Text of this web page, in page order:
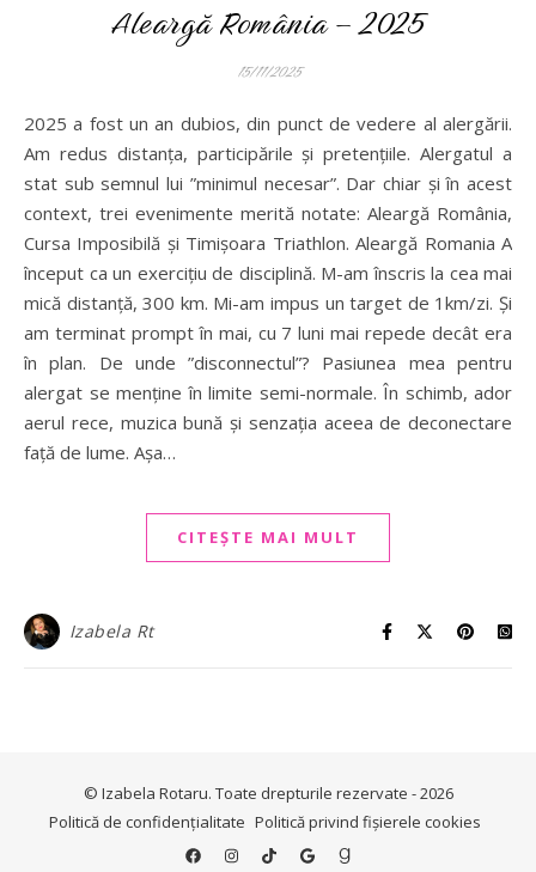
Aleargă România – 2025
15/11/2025
2025 a fost un an dubios, din punct de vedere al alergării.
Am redus distanța, participările și pretențiile. Alergatul a
stat sub semnul lui ”minimul necesar”. Dar chiar și în acest
context, trei evenimente merită notate: Aleargă România,
Cursa Imposibilă și Timișoara Triathlon. Aleargă Romania A
început ca un exercițiu de disciplină. M-am înscris la cea mai
mică distanță, 300 km. Mi-am impus un target de 1km/zi. Și
am terminat prompt în mai, cu 7 luni mai repede decât era
în plan. De unde ”disconnectul”? Pasiunea mea pentru
alergat se menține în limite semi-normale. În schimb, ador
aerul rece, muzica bună și senzația aceea de deconectare
față de lume. Așa…
CITEȘTE MAI MULT
Izabela Rt
© Izabela Rotaru. Toate drepturile rezervate - 2026
Politică de confidențialitate Politică privind fișierele cookies